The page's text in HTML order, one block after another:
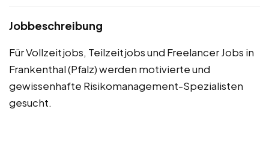
Jobbeschreibung
Für Vollzeitjobs, Teilzeitjobs und Freelancer Jobs in
Frankenthal (Pfalz) werden motivierte und
gewissenhafte Risikomanagement-Spezialisten
gesucht.